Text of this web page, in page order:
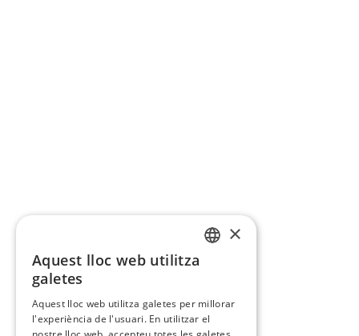
×
Aquest lloc web utilitza
galetes
Aquest lloc web utilitza galetes per millorar
l'experiència de l'usuari. En utilitzar el